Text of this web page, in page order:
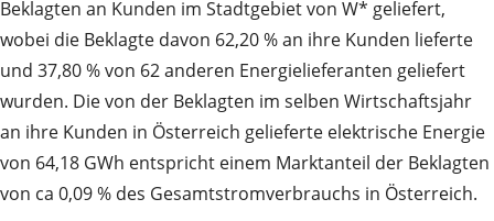
Beklagten an Kunden im Stadtgebiet von W* geliefert,
wobei die Beklagte davon 62,20 % an ihre Kunden lieferte
und 37,80 % von 62 anderen Energielieferanten geliefert
wurden. Die von der Beklagten im selben Wirtschaftsjahr
an ihre Kunden in Österreich gelieferte elektrische Energie
von 64,18 GWh entspricht einem Marktanteil der Beklagten
von ca 0,09 % des Gesamtstromverbrauchs in Österreich.